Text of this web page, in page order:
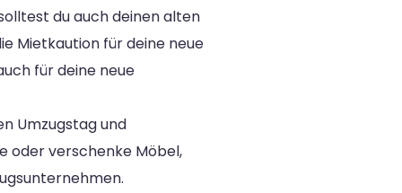
du auch deinen alten
Mietkaution für deine neue
für deine neue
Umzugstag und
oder verschenke Möbel,